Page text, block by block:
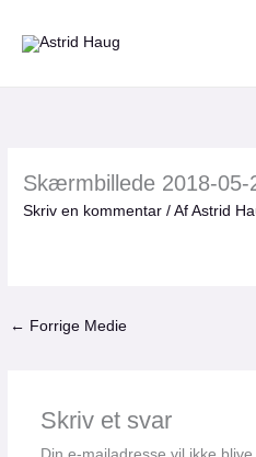
Skærmbillede 2018-05-
Skriv en kommentar / AfAstrid
← Forrige Medie
Skriv et svar